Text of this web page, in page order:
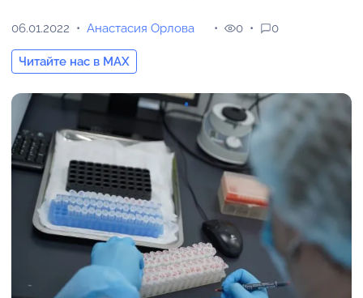
06.01.2022 Анастасия Орлова
Читайте нас в MAX
0 0